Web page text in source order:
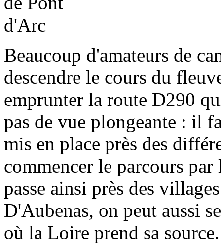
Beaucoup d'amateurs de
descendre le cours du
emprunter la route D290
pas de vue plongeante : il
mis en place près des
commencer le parcours
passe ainsi près des
D'Aubenas, on peut aussi
où la Loire prend sa source.